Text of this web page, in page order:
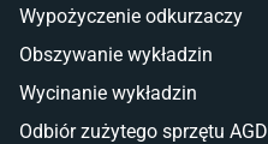
Płytki wielkoformatowe
Glazura
Płytki marmurowe
Wypożyczenie odkurzaczy
Obszywanie wykładzin
Wycinanie wykładzin
Odbiór zużytego sprzętu AGD